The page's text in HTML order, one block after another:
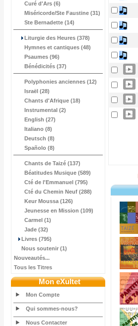
Curé d'Ars (6)
Miséricorde/Ste Faustine (31)
Ste Bernadette (14)
Liturgie des Heures (378)
Hymnes et cantiques (48)
Psaumes (96)
Bénédicités (37)
Polyphonies anciennes (12)
Israël (28)
Chants d'Afrique (18)
Instrumental (2)
English (27)
Italiano (8)
Deutsch (8)
Spañolo (8)
Chants de Taizé (137)
Béatitudes Musique (589)
Cté de l'Emmanuel (795)
Cté du Chemin Neuf (288)
Keur Moussa (126)
Jeunesse en Mission (109)
Carmel (1)
Jade (32)
Livres (795)
Nous soutenir (1)
Nouveautés...
Tous les Titres
Mon eXultet
Mon Compte
Qui sommes-nous?
Nous Contacter